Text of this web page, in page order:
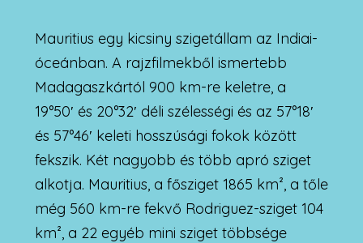
Mauritius egy kicsiny szigetállam az Indiai-
óceánban. A rajzfilmekből ismertebb
Madagaszkártól 900 km-re keletre, a
19°50′ és 20°32′ déli szélességi és az 57°18′
és 57°46′ keleti hosszúsági fokok között
fekszik. Két nagyobb és több apró sziget
alkotja. Mauritius, a fősziget 1865 km², a tőle
még 560 km-re fekvő Rodriguez-sziget 104
km², a 22 egyéb mini sziget többsége